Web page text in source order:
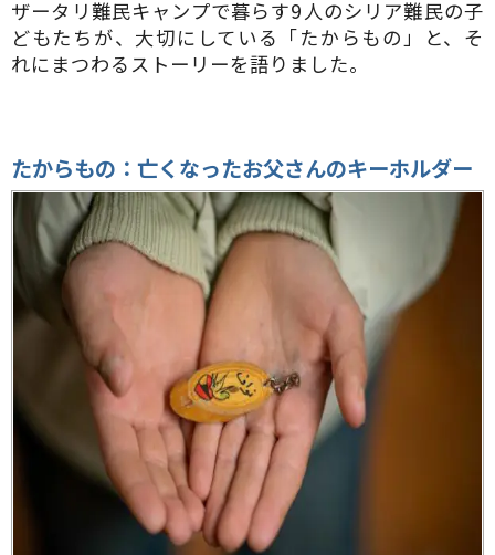
ザータリ難民キャンプで暮らす9人のシリア難民の子
どもたちが、大切にしている「たからもの」と、そ
れにまつわるストーリーを語りました。
たからもの：亡くなったお父さんのキーホルダー